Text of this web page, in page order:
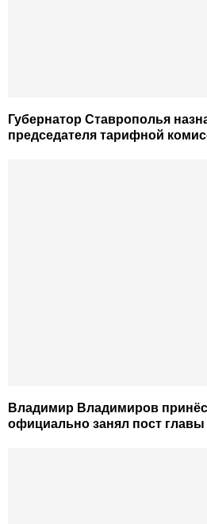
Губернатор Ставрополья
председателя тарифной
Владимир Владимиров принёс
официально занял пост